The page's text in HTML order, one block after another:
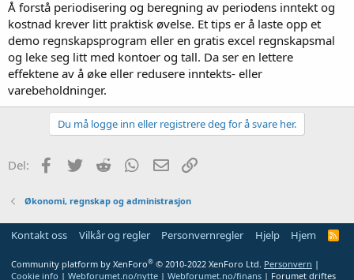
Å forstå periodisering og beregning av periodens inntekt og
kostnad krever litt praktisk øvelse. Et tips er å laste opp et
demo regnskapsprogram eller en gratis excel regnskapsmal
og leke seg litt med kontoer og tall. Da ser en lettere
effektene av å øke eller redusere inntekts- eller
varebeholdninger.
Du må logge inn eller registrere deg for å svare her.
Del: Facebook
Twitter Reddit WhatsApp
E-post
Økonomi, regnskap og administrasjon
Kontakt oss Vilkår og regler Personvernregler Hjelp Hjem
R
Community platform by XenForo® © 2010-2022 XenForo Ltd. Personvern |
Cookie info | Webforumet.no/nytte | Webforumet.no/finans | Forumet driftes